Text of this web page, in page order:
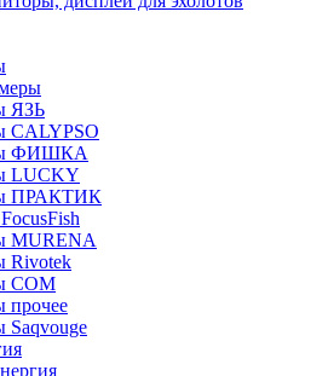
ЯЗЬ
CALYPSO
ФИШКА
LUCKY
ПРАКТИК
MURENA
Rivotek
СОМ
прочее
Saqvouge